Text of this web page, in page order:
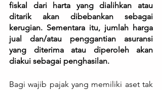
fiskal dari harta yang dialihkan atau
ditarik akan dibebankan sebagai
kerugian. Sementara itu, jumlah harga
jual dan/atau penggantian asuransi
yang diterima atau diperoleh akan
diakui sebagai penghasilan.
Bagi wajib pajak yang memiliki aset tak